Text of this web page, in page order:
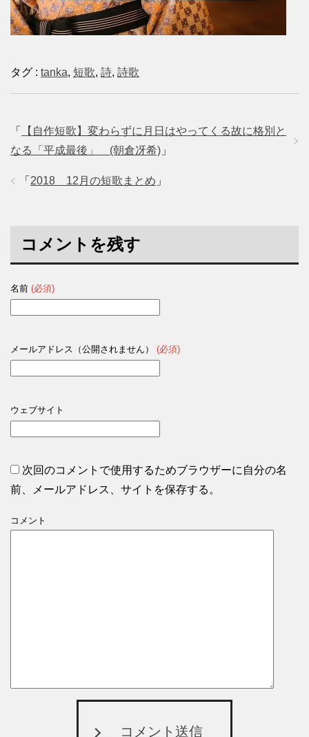
タグ : tanka, 短歌, 詩, 詩歌
「
【自作短歌】変わらずに月日はやってくる故に格別と
なる「平成最後」 (朝倉冴希) 」
「 2018 12月の短歌まとめ 」
コメントを残す
名前 (必須)
メールアドレス（公開されません） (必須)
ウェブサイト
次回のコメントで使用するためブラウザーに自分の名
前、メールアドレス、サイトを保存する。
コメント
コメント送信